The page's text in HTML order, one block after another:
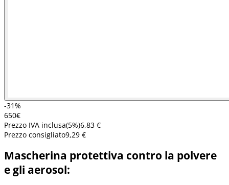
-31%
650€
Prezzo IVA inclusa(5%)6,83 €
Prezzo consigliato9,29 €
Mascherina protettiva contro la polvere
e gli aerosol: